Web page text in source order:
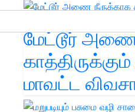
மேட்டூர்
மாவட்ட